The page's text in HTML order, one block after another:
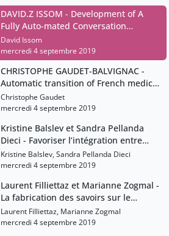
DAVID.Z ISSOM - Development of A
Fully Auto-mated Conversation
Artificial Intelligence as Patient
Decision Support System to
Accompany Self-Management of Adults
and Young Adults with Sickle_Cell
Disease
David Issom
mercredi 4 septembre 2019
CHRISTOPHE GAUDET-BALVIGNAC -
Automatic transition of French medical
text into SNOMED-CT
Christophe Gaudet
mercredi 4 septembre 2019
Kristine Balslev et Sandra Pellanda
Dieci - Favoriser l’intégration entre
théorie et pratique par l’écriture chez
les futurs enseignants ? Kristine B
Kristine Balslev, Sandra Pellanda Dieci
mercredi 4 septembre 2019
Laurent Filliettaz et Marianne Zogmal -
La fabrication des savoirs sur le
langage en interaction : regards
croisés sur les pratiques de la
Laurent Filliettaz, Marianne Zogmal
mercredi 4 septembre 2019